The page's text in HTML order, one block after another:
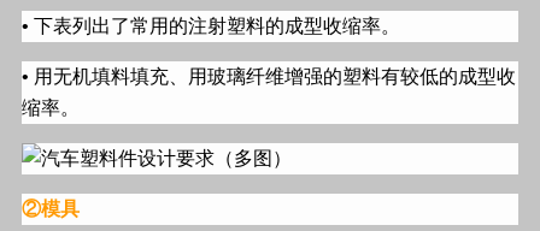
• 下表列出了常用的注射塑料的成型收缩率。
• 用无机填料填充、用玻璃纤维增强的塑料有较低的成型收
缩率。
②模具